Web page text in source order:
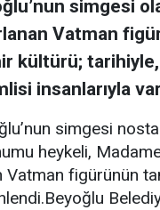
simgesi
Vatman
kültürü;
insanlarıyla
simgesi
heykeli,
Vatman figürünün